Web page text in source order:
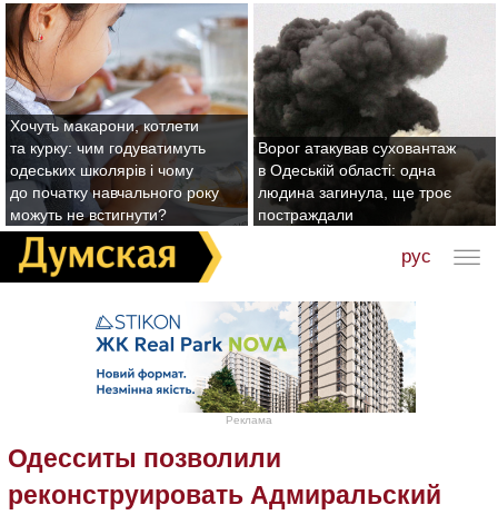
Хочуть макарони, котлети
та курку: чим годуватимуть
одеських школярів і чому
до початку навчального року
можуть не встигнути?
Ворог атакував суховантаж
в Одеській області: одна
людина загинула, ще троє
постраждали
рус
Реклама
Одесситы позволили
реконструировать Адмиральский